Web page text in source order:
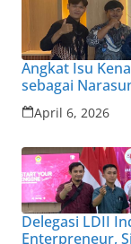
Angkat Isu
sebagai
April 6, 2026
Delegasi LDII
Enterpreneur,